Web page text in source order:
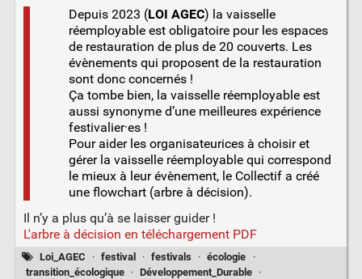
Depuis 2023 (LOI AGEC) la vaisselle
réemployable est obligatoire pour les espaces
de restauration de plus de 20 couverts. Les
évènements qui proposent de la restauration
sont donc concernés !
Ça tombe bien, la vaisselle réemployable est
aussi synonyme d’une meilleures expérience
festivalier·es !
Pour aider les organisateurices à choisir et
gérer la vaisselle réemployable qui correspond
le mieux à leur évènement, le Collectif a créé
une flowchart (arbre à décision).
Il n’y a plus qu’à se laisser guider !
L'arbre à décision en téléchargement PDF
Loi_AGEC · festival · festivals · écologie
·
transition_écologique
· Développement_Durable
·